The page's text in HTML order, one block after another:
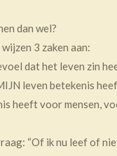
dan wel?
3 zaken aan:
dat het leven zin
leven betekenis
heeft voor mensen,
“Of ik nu leef of